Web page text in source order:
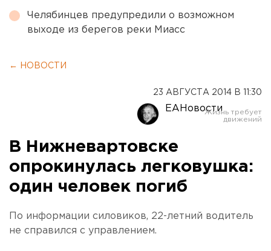
Челябинцев предупредили о возможном
выходе из берегов реки Миасс
← НОВОСТИ
23 АВГУСТА 2014 В 11:30
ЕАНовости
В Нижневартовске
опрокинулась легковушка:
один человек погиб
По информации силовиков, 22-летний водитель
не справился с управлением.